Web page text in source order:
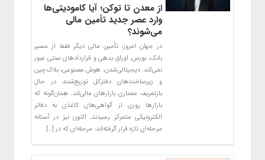
از معدن تا توکن؛ آیا کامودیتی‌ها
وارد عصر جدید تأمین مالی
می‌شوند؟
در جهان امروز، تأمین مالی دیگر فقط از مسیر
بانک، بورس، اوراق بدهی و قراردادهای سنتی عبور
نمی‌کند. دیجیتالی‌شدن، هوش مصنوعی، بلاک‌چین
و زیرساخت‌های دفترکل توزیع‌شده، در حال
بازتعریف معماری بازارهای مالی‌اند. همان‌گونه که
بازارها روزی از گواهی‌های کاغذی به دفاتر
الکترونیکی متمرکز رسیدند، اکنون نیز در آستانه
مرحله‌ای تازه قرار گرفته‌اند: مرحله‌ای که در […]